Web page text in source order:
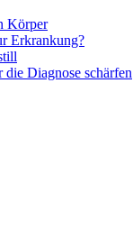
Körper
Erkrankung?
Diagnose schärfen